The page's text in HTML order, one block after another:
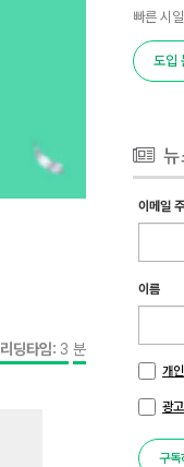
리딩타임: 3 분
빠른 시
도입
이메일
이름
개
광
구독